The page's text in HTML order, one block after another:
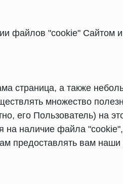
файлов "cookie" Сайтом
страница, а также
множество
его Пользователь) на
на наличие файла
предоставлять вам